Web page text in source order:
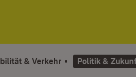
& Verkehr Politik &